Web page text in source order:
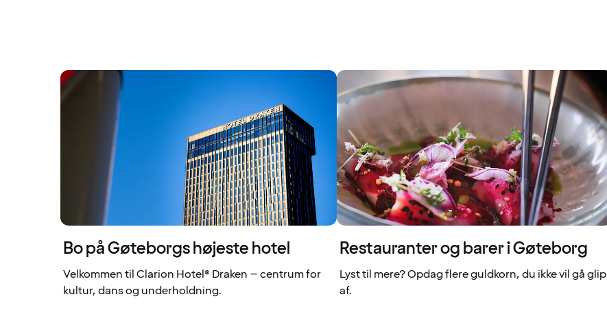
Bo på Gøteborgs højeste hotel
Velkommen til Clarion Hotel® Draken – centrum for
kultur, dans og underholdning.
Restauranter og barer i Gøteborg
Lyst til mere? Opdag flere guldkorn, du ikke vil gå glip
af.